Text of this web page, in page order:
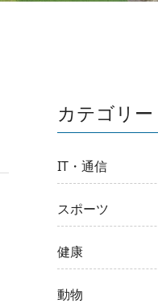
カテゴリー
IT・通信
スポーツ
健康
動物